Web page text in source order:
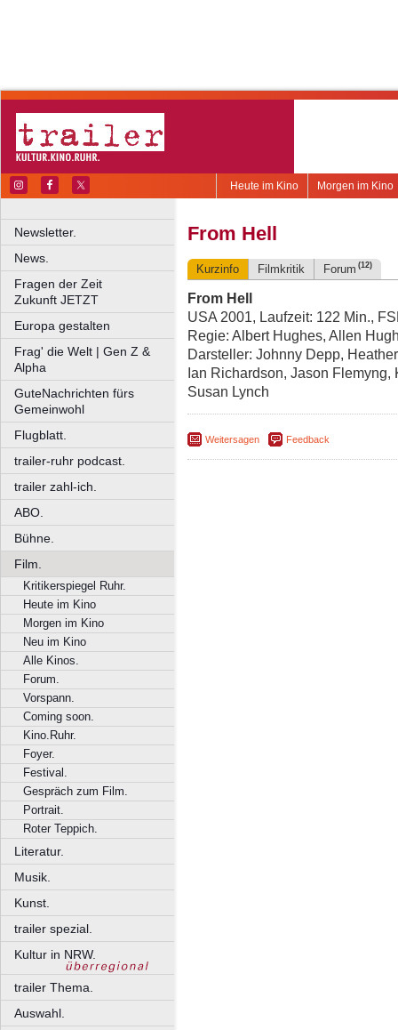
Morgen im Kino
Heute im Kino
Newsletter.
News.
Fragen der Zeit
Zukunft JETZT
Europa gestalten
Frag' die Welt | Gen Z &
Alpha
GuteNachrichten fürs
Gemeinwohl
Flugblatt.
trailer-ruhr podcast.
trailer zahl-ich.
ABO.
Bühne.
Film.
Kritikerspiegel Ruhr.
Heute im Kino
Morgen im Kino
Neu im Kino
Alle Kinos.
Forum.
Vorspann.
Coming soon.
Kino.Ruhr.
Foyer.
Festival.
Gespräch zum Film.
Portrait.
Roter Teppich.
Literatur.
Musik.
Kunst.
trailer spezial.
Kultur in NRW.
trailer Thema.
Auswahl.
From Hell
Kurzinfo Filmkritik Forum (12)
From Hell
USA 2001, Laufzeit: 122 Min.,
Regie: Albert Hughes, Allen
Darsteller: Johnny Depp,
Ian Richardson, Jason
Susan Lynch
Weitersagen Feedback